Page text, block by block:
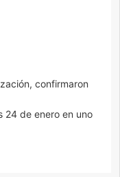
confirmaron
24 de enero en uno